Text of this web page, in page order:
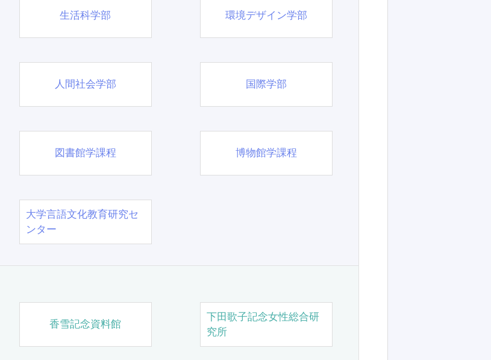
生活科学部 環境デザイン学部
人間社会学部 国際学部
図書館学課程 博物館学課程
大学言語文化教育研究セ
ンター
香雪記念資料館
下田歌子記念女性総合研
究所